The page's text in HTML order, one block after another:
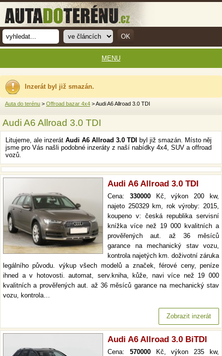
Inzerát byl již smazán.
Auta do terénu > Offroad bazar 4x4 > Audi A6 Allroad 3.0 TDI
Audi A6 Allroad 3.0 TDI
Litujeme, ale inzerát Audi A6 Allroad 3.0 TDI
byl již smazán. Místo něj
jsme pro Vás našli podobné inzeráty z naší nabídky 4x4, SUV a offroad
vozů.
Audi A6 Allroad 3.0 TDI
Cena: 330000Kč, výkon 200 kw,
najeto 250329 km, rok výroby: 2015,
koupeno v: česká republika servisní
knížka více než 19 000 kvalitních a
prověřených aut. až 36 měsíců
garance na mechanický stav vozu,
kontrola najetých km. doživotní záruka
legálního původu. výkup všech modelů a značek, férové ceny, peníze
ihned a v hotovosti. automat, serv.kniha, kůže, navi více než 19 000
kvalitních a prověřených aut. až 36 měsíců garance na mechanický stav
vozu, kontrola…
Zobrazit inzerát
Audi A6 Allroad 3.0 BiTDI
Cena: 570000Kč, výkon 235 kw,
MENU